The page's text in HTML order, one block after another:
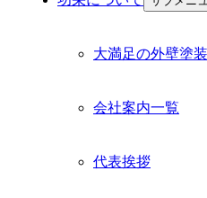
大満足の外壁塗
会社案内一覧
代表挨拶